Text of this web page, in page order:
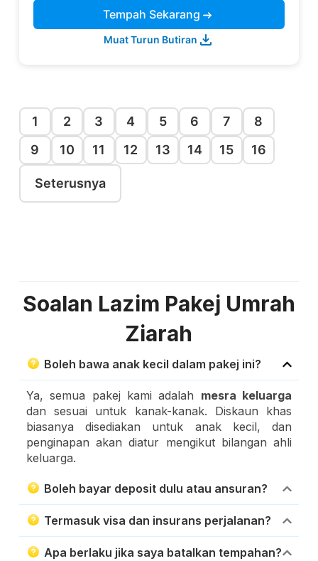
Tempah Sekarang
Muat Turun Butiran
1 2 3 4 5 6 7
8
9
10 11 12 13 14 15 16
Seterusnya
Soalan Lazim Pakej Umrah
Ziarah
Boleh bawa anak kecil dalam pakej ini?
Ya, semua pakej kami adalah mesra keluarga
dan sesuai untuk kanak-kanak. Diskaun khas
biasanya disediakan untuk anak kecil, dan
penginapan akan diatur mengikut bilangan ahli
keluarga.
Boleh bayar deposit dulu atau ansuran?
Termasuk visa dan insurans perjalanan?
Apa berlaku jika saya batalkan tempahan?